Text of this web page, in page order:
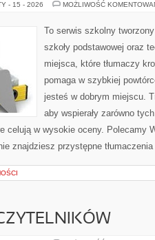
- 15 - 2026 MOŻLIWOŚĆ
To serwis szkolny
szkoły podstawowej oraz
miejsca, które tłumaczy
pomaga w szybkiej
jesteś w dobrym miejscu.
aby wspierały zarówno
celują w wysokie oceny. Polecamy
znajdziesz przystępne